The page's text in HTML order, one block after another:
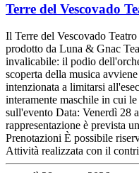
Terre del Vescovado
Il Terre del Vescovado
prodotto da Luna & Gnac
invalicabile: il podio
scoperta della musica
intenzionata a limitarsi
interamente maschile in cui
sull'evento Data: Venerdì 28
rappresentazione è prevista
Prenotazioni È possibile
Attività realizzata con il